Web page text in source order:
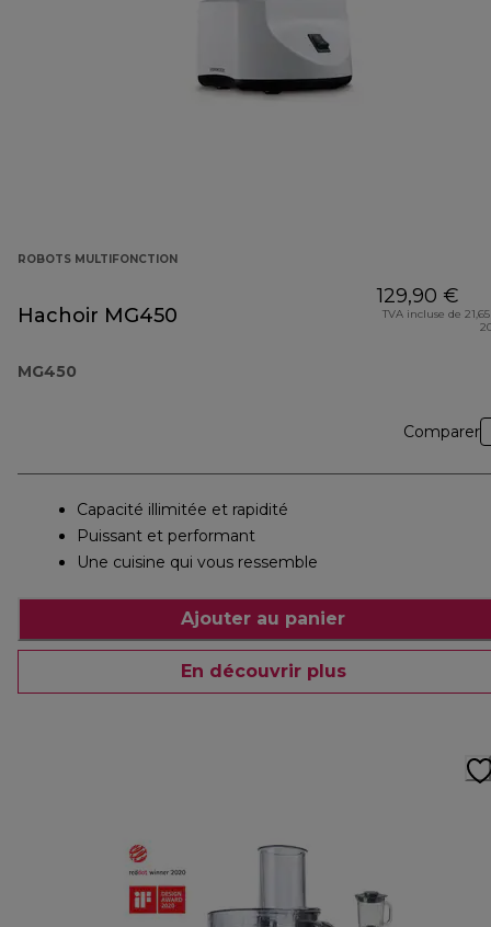
ROBOTS MULTIFONCTION
Hachoir MG450
MG450
129,90 €
TVA incluse de
Comparer
Capacité illimitée et rapidité
Puissant et performant
Une cuisine qui vous ressemble
Ajouter au panier
En découvrir plus